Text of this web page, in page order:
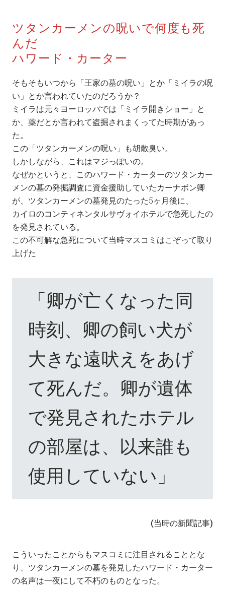
ツタンカーメンの呪いで何度も死
んだ
ハワード・カーター
そもそもいつから「王家の墓の呪い」とか「ミイラの呪
い」とか言われていたのだろうか？
ミイラは元々ヨーロッパでは「ミイラ開きショー」と
か、薬だとか言われて盗掘されまくってた時期があっ
た。
この「ツタンカーメンの呪い」も胡散臭い。
しかしながら、これはマジっぽいの。
なぜかというと、このハワード・カーターのツタンカー
メンの墓の発掘調査に資金援助していたカーナボン卿
が、ツタンカーメンの墓発見のたった5ヶ月後に、
カイロのコンティネンタルサヴォイホテルで急死したの
を発見されている。
この不可解な急死について当時マスコミはこぞって取り
上げた
「卿が亡くなった同
時刻、卿の飼い犬が
大きな遠吠えをあげ
て死んだ。卿が遺体
で発見されたホテル
の部屋は、以来誰も
使用していない」
(当時の新聞記事)
こういったことからもマスコミに注目されることとな
り、ツタンカーメンの墓を発見したハワード・カーター
の名声は一夜にして不朽のものとなった。